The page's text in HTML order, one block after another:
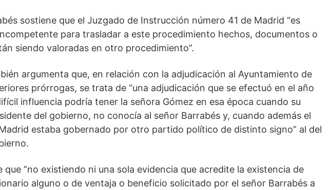
sostiene que el Juzgado de Instrucción número 41 de Madrid “es
para trasladar a este procedimiento hechos, documentos o
siendo valoradas en otro procedimiento”.
argumenta que, en relación con la adjudicación al Ayuntamiento de
prórrogas, se trata de “una adjudicación que se efectuó en el año
influencia podría tener la señora Gómez en esa época cuando su
del gobierno, no conocía al señor Barrabés y, cuando además el
estaba gobernado por otro partido político de distinto signo” al del
que “no existiendo ni una sola evidencia que acredite la existencia de
alguno o de ventaja o beneficio solicitado por el señor Barrabés a